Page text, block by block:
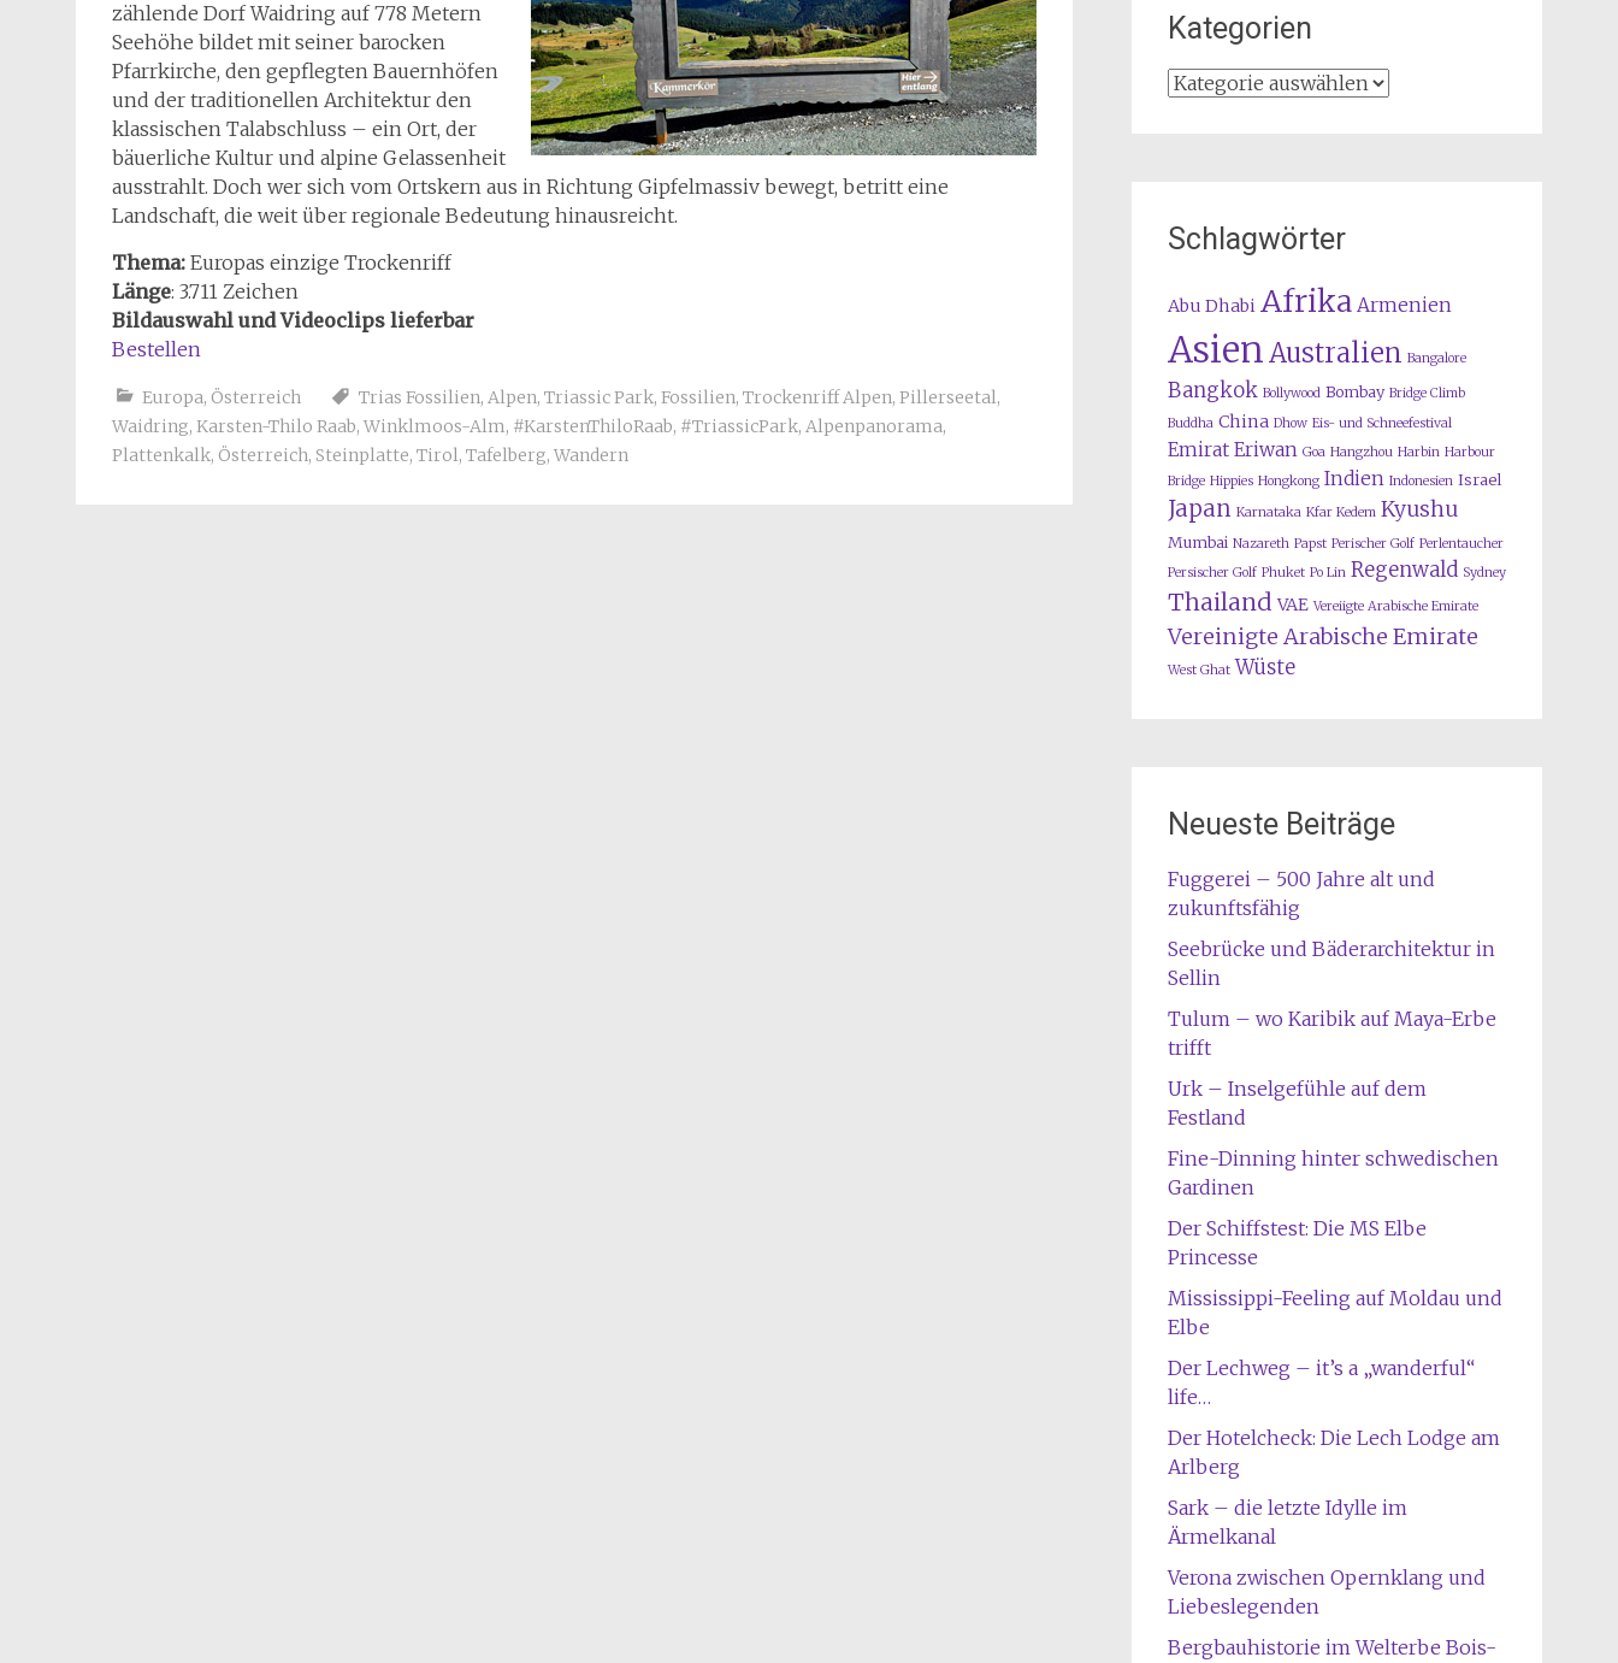
zählende Dorf Waidring auf 778 Metern
Seehöhe bildet mit seiner barocken
Pfarrkirche, den gepflegten Bauernhöfen
und der traditionellen Architektur den
klassischen Talabschluss – ein Ort, der
bäuerliche Kultur und alpine Gelassenheit
ausstrahlt. Doch wer sich vom Ortskern aus in Richtung Gipfelmassiv bewegt, betritt eine
Landschaft, die weit über regionale Bedeutung hinausreicht.
Thema: Europas einzige Trockenriff
Länge: 3.711 Zeichen
Bildauswahl und Videoclips lieferbar
Bestellen
Europa, Österreich Trias Fossilien, Alpen, Triassic Park, Fossilien, Trockenriff Alpen, Pillerseetal,
Waidring, Karsten-Thilo Raab, Winklmoos-Alm, #KarstenThiloRaab, #TriassicPark, Alpenpanorama,
Plattenkalk, Österreich, Steinplatte, Tirol, Tafelberg, Wandern
Kategorien
Kategorien
Schlagwörter
Abu Dhabi Afrika Armenien
AsienAustralien Bangalore
Bangkok Bollywood Bombay Bridge Climb
Buddha China Dhow Eis- und Schneefestival
Emirat Eriwan Goa Hangzhou Harbin Harbour
Bridge Hippies Hongkong Indien Indonesien Israel
Japan Karnataka Kfar Kedem Kyushu
Mumbai Nazareth Papst Perischer Golf Perlentaucher
Persischer Golf Phuket Po Lin Regenwald Sydney
Thailand VAE Vereiigte Arabische Emirate
Vereinigte Arabische Emirate
West Ghat Wüste
Neueste Beiträge
Fuggerei – 500 Jahre alt und
zukunftsfähig
Seebrücke und Bäderarchitektur in
Sellin
Tulum – wo Karibik auf Maya-Erbe
trifft
Urk – Inselgefühle auf dem
Festland
Fine-Dinning hinter schwedischen
Gardinen
Der Schiffstest: Die MS Elbe
Princesse
Mississippi-Feeling auf Moldau und
Elbe
Der Lechweg – it’s a „wanderful“
life…
Der Hotelcheck: Die Lech Lodge am
Arlberg
Sark – die letzte Idylle im
Ärmelkanal
Verona zwischen Opernklang und
Liebeslegenden
Bergbauhistorie im Welterbe Bois-